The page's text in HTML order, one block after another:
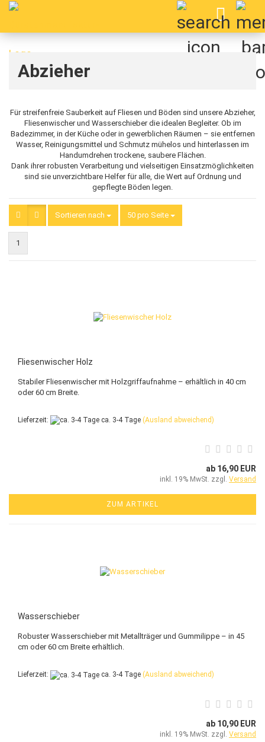
Abzieher
Für streifenfreie Sauberkeit auf Fliesen und Böden sind unsere Abzieher,
Fliesenwischer und Wasserschieber die idealen Begleiter. Ob im
Badezimmer, in der Küche oder in gewerblichen Räumen – sie entfernen
Wasser, Reinigungsmittel und Schmutz mühelos und hinterlassen im
Handumdrehen trockene, saubere Flächen.
Dank ihrer robusten Verarbeitung und vielseitigen Einsatzmöglichkeiten
sind sie unverzichtbare Helfer für alle, die Wert auf Ordnung und
gepflegte Böden legen.
Sortieren nach
Sortieren nach 50 pro Seite
pro Seite
1
Fliesenwischer Holz
Stabiler Fliesenwischer mit Holzgriffaufnahme – erhältlich in 40 cm
oder 60 cm Breite.
Lieferzeit: ca. 3-4 Tage (Ausland abweichend)
ab 16,90 EUR
inkl. 19% MwSt. zzgl. Versand
ZUM ARTIKEL
Wasserschieber
Robuster Wasserschieber mit Metallträger und Gummilippe – in 45
cm oder 60 cm Breite erhältlich.
Lieferzeit: ca. 3-4 Tage (Ausland abweichend)
ab 10,90 EUR
inkl. 19% MwSt. zzgl. Versand